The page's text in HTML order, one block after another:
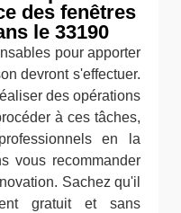
des fenêtres
le 33190
pour apporter
devront s'effectuer.
des opérations
à ces tâches,
en la
vous recommander
Sachez qu'il
gratuit et sans